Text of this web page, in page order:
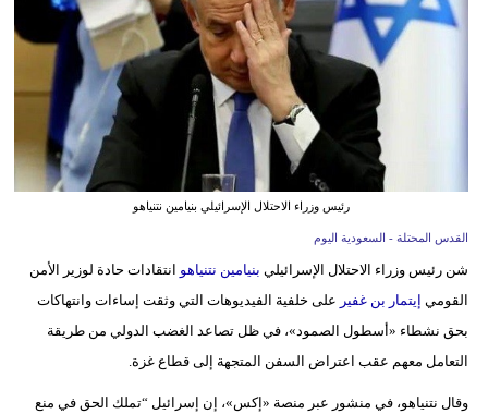
ديكور
أخبار
إعلام
تعليم
علوم
وتكنولوجيا
مدوَّنات
رئيس وزراء الاحتلال الإسرائيلي بنيامين نتنياهو
القدس المحتلة - السعودية اليوم
شن رئيس وزراء الاحتلال الإسرائيلي بنيامين نتنياهو انتقادات حادة لوزير الأمن
القومي إيتمار بن غفير على خلفية الفيديوهات التي وثقت إساءات وانتهاكات
بحق نشطاء «أسطول الصمود»، في ظل تصاعد الغضب الدولي من طريقة
التعامل معهم عقب اعتراض السفن المتجهة إلى قطاع غزة.
وقال نتنياهو، في منشور عبر منصة «إكس»، إن إسرائيل “تملك الحق في منع